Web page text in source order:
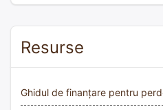
Resurse
Ghidul de finanțare pentru